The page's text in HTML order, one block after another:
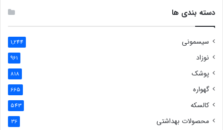
دسته بندی ها
سیسمونی 1,244
نوزاد 961
پوشک 818
گهواره 665
کالسکه 543
محصولات بهداشتی 36